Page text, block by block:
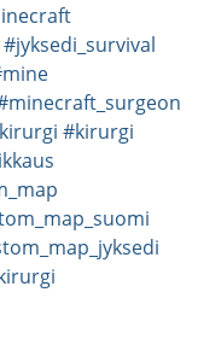
#jyksedi_survival
#kirurgi